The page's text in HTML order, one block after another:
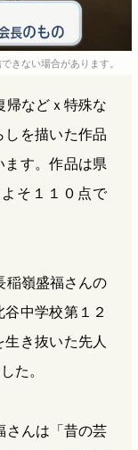
きない場合があります。
帰などｘ特殊な
を描いた作品
ます。作品は県
そ１１０点で
稲嶺盛福さんの
中学校第１２
き抜いた先人
た。
さんは「昔の芸